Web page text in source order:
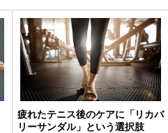
疲れたテニス後のケアに「リカバ
リーサンダル」という選択肢